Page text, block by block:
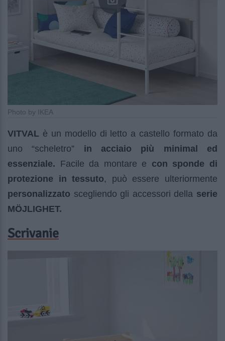
Photo by IKEA
VITVAL è un modello di letto a castello formato da
uno “scheletro” in acciaio più minimal ed
essenziale. Facile da montare e con sponde di
protezione in tessuto, può essere ulteriormente
personalizzato scegliendo gli accessori della serie
MÖJLIGHET.
Scrivanie